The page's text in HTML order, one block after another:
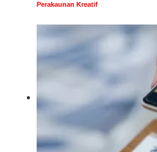
Perakaunan Kreatif